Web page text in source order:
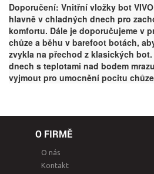
Doporučení: Vnitřní vložky bot
hlavně v chladných dnech pro
komfortu. Dále je doporučujeme v
chůze a běhu v barefoot botách,
zvykla na přechod z klasických
dnech s teplotami nad bodem
vyjmout pro umocnění pocitu
O FIRMĚ
O nás
Kontakt